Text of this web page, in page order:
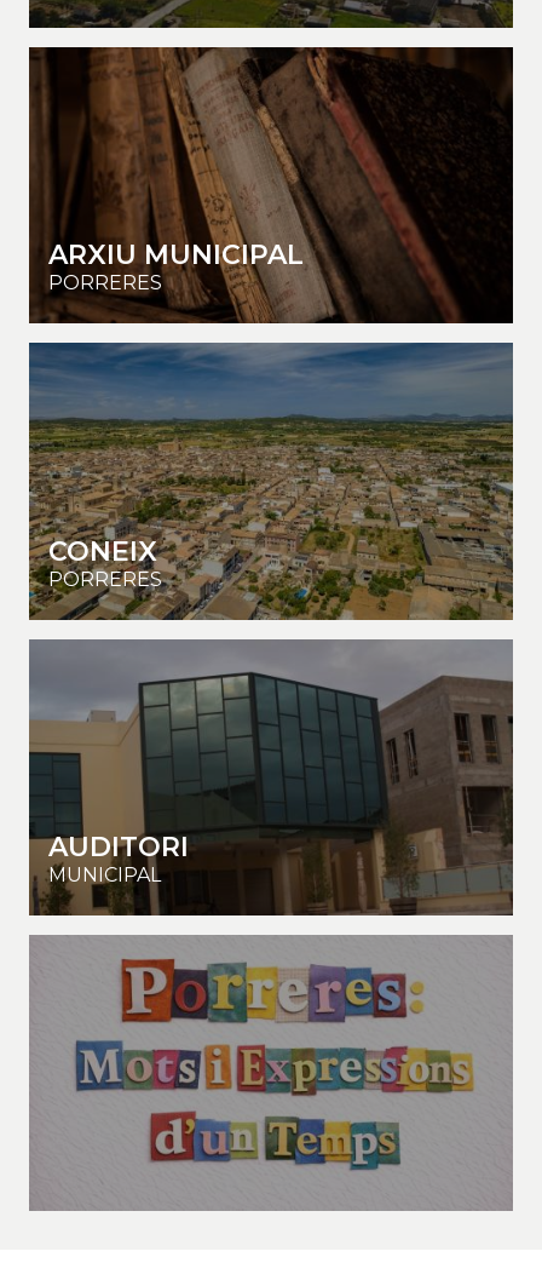
ARXIU MUNICIPAL
PORRERES
CONEIX
PORRERES
AUDITORI
MUNICIPAL